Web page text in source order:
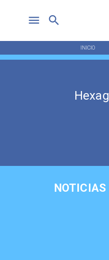
INICIO
NOTICIAS